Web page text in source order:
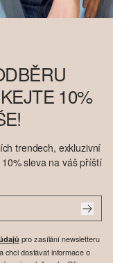
10%
trendech, exkluzivní
sleva na váš příští
pro zasílání newsletteru
chci dostávat informace o